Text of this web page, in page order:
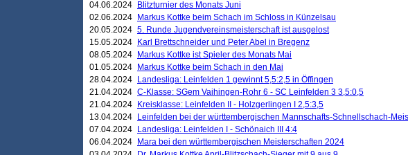
04.06.2024
Blitzturnier des Monats Juni
02.06.2024
Markus Kottke beim Schach im Schloss in Künzelsau
20.05.2024 5. Runde Jugendvereinsmeisterschaft ist ausgelost
15.05.2024
Karl Brettschneider und Peter Abel in Bregenz
08.05.2024
Markus Kottke ist Spieler des Monats Mai
01.05.2024
Markus Kottke beim Schach in den Mai
28.04.2024
Landesliga: Leinfelden 1 gewinnt 5,5:2,5 in Öffingen
21.04.2024 C-Klasse: SGem Vaihingen-Rohr 6 - SC Leinfelden 3 3,5:0,5
21.04.2024
Kreisklasse: Leinfelden II - Holzgerlingen I 2,5:3,5
13.04.2024
Leinfelden bei der württembergischen Mannschafts-Schnellschach-
07.04.2024
Landesliga: Leinfelden I - Schönaich III 4:4
06.04.2024
Mara bei den württembergischen Meisterschaften 2024